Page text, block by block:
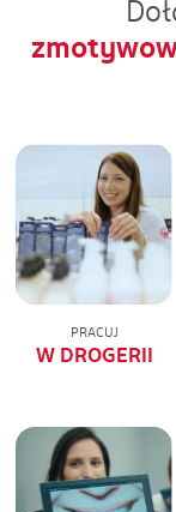
PRACUJ
W DROGERII